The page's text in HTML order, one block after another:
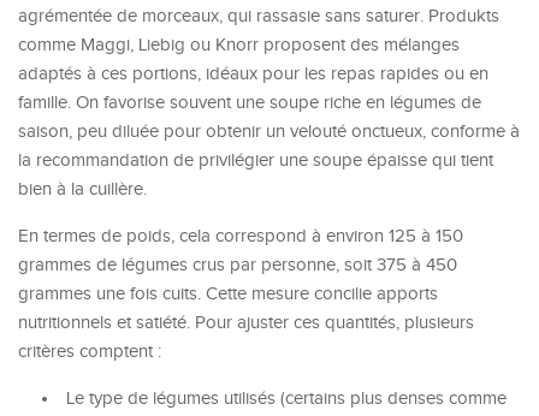
agrémentée de morceaux, qui rassasie sans saturer. Produkts
comme Maggi, Liebig ou Knorr proposent des mélanges
adaptés à ces portions, idéaux pour les repas rapides ou en
famille. On favorise souvent une soupe riche en légumes de
saison, peu diluée pour obtenir un velouté onctueux, conforme à
la recommandation de privilégier une soupe épaisse qui tient
bien à la cuillère.
En termes de poids, cela correspond à environ 125 à 150
grammes de légumes crus par personne, soit 375 à 450
grammes une fois cuits. Cette mesure concilie apports
nutritionnels et satiété. Pour ajuster ces quantités, plusieurs
critères comptent :
Le type de légumes utilisés (certains plus denses comme